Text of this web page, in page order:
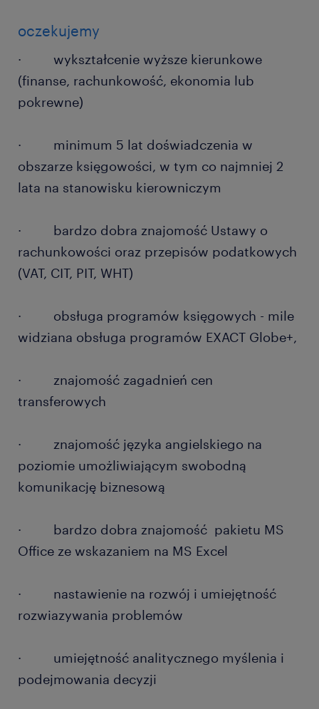
oczekujemy
· wykształcenie wyższe kierunkowe
(finanse, rachunkowość, ekonomia lub
pokrewne)
· minimum 5 lat doświadczenia w
obszarze księgowości, w tym co najmniej 2
lata na stanowisku kierowniczym
· bardzo dobra znajomość Ustawy o
rachunkowości oraz przepisów podatkowych
(VAT, CIT, PIT, WHT)
· obsługa programów księgowych - mile
widziana obsługa programów EXACT Globe+,
· znajomość zagadnień cen
transferowych
· znajomość języka angielskiego na
poziomie umożliwiającym swobodną
komunikację biznesową
· bardzo dobra znajomość pakietu MS
Office ze wskazaniem na MS Excel
· nastawienie na rozwój i umiejętność
rozwiazywania problemów
· umiejętność analitycznego myślenia i
podejmowania decyzji